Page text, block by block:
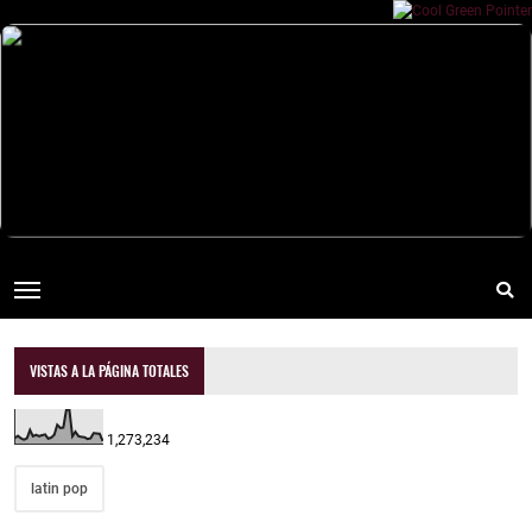
VISTAS A LA PÁGINA TOTALES
1,273,234
latin pop